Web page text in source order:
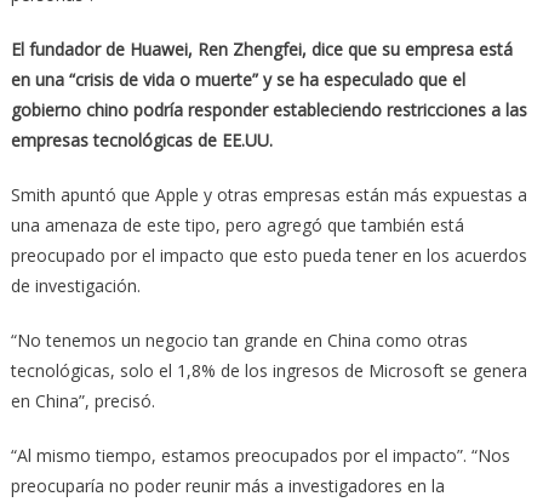
El fundador de Huawei, Ren Zhengfei, dice que su empresa está
en una “crisis de vida o muerte” y se ha especulado que el
gobierno chino podría responder estableciendo restricciones a las
empresas tecnológicas de EE.UU.
Smith apuntó que Apple y otras empresas están más expuestas a
una amenaza de este tipo, pero agregó que también está
preocupado por el impacto que esto pueda tener en los acuerdos
de investigación.
“No tenemos un negocio tan grande en China como otras
tecnológicas, solo el 1,8% de los ingresos de Microsoft se genera
en China”, precisó.
“Al mismo tiempo, estamos preocupados por el impacto”. “Nos
preocuparía no poder reunir más a investigadores en la